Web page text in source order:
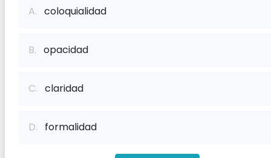
A. coloquialidad
B. opacidad
C. claridad
D. formalidad